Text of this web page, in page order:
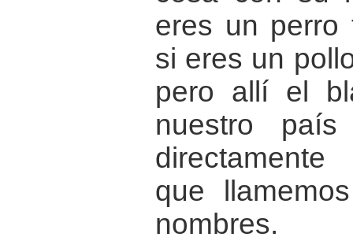
eres un perro
si eres un
pero allí el
nuestro
directamente
que
nombres.